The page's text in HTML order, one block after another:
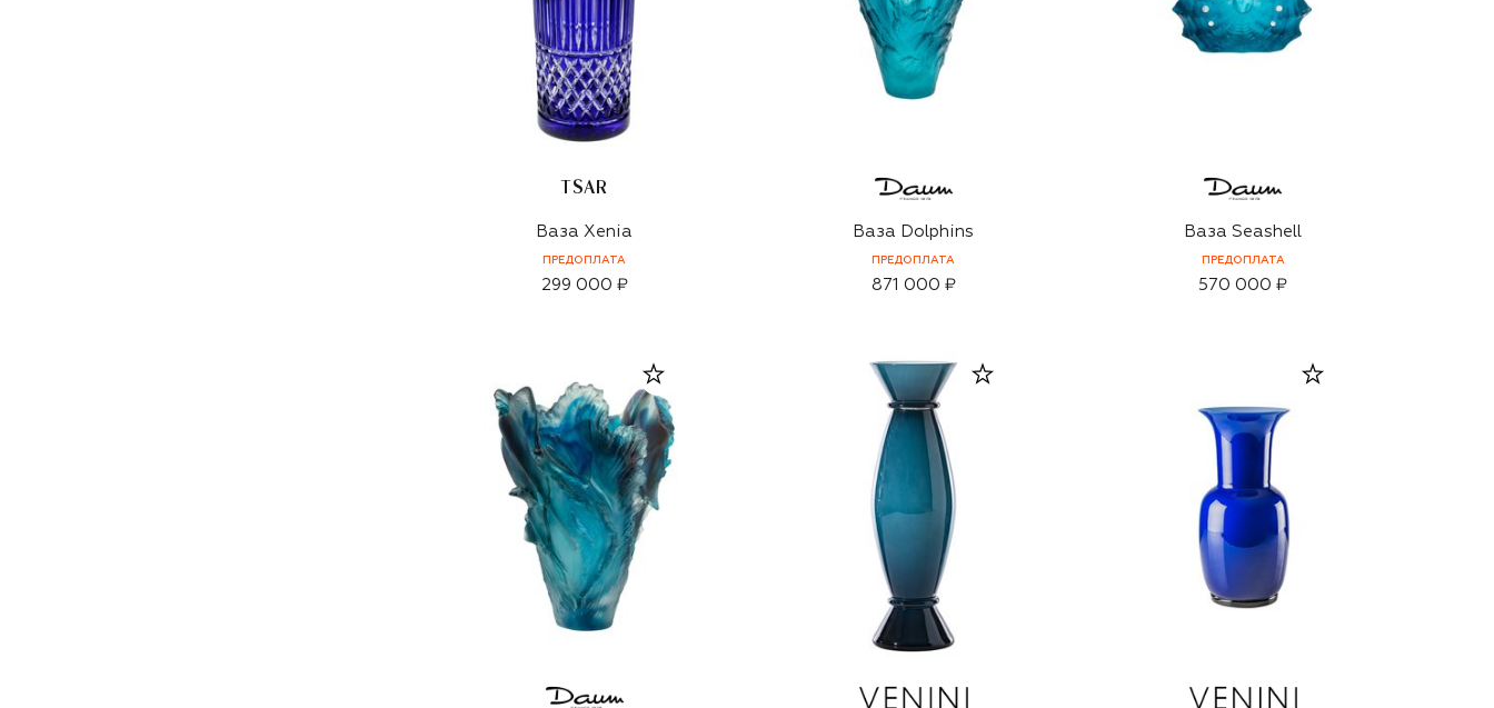
TSAR
Ваза Xenia
ПРЕДОПЛАТА
299 000 ₽
Ваза Dolphins
ПРЕДОПЛАТА
871 000 ₽
Ваза Seashell
ПРЕДОПЛАТА
570 000 ₽